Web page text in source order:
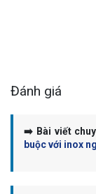
Đánh giá
➡️ Bài viết
buộc với inox